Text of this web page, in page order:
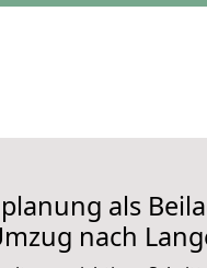
als
nach